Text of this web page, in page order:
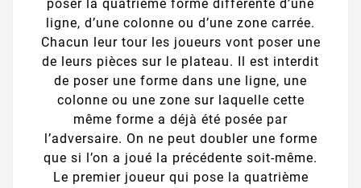
poser la quatrième forme différente d’une
ligne, d’une colonne ou d’une zone carrée.
Chacun leur tour les joueurs vont poser une
de leurs pièces sur le plateau. Il est interdit
de poser une forme dans une ligne, une
colonne ou une zone sur laquelle cette
même forme a déjà été posée par
l’adversaire. On ne peut doubler une forme
que si l’on a joué la précédente soit-même.
Le premier joueur qui pose la quatrième